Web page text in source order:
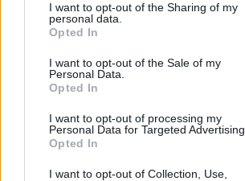
I want to opt-out of the Sharing of my
personal data.
Opted In
I want to opt-out of the Sale of my
Personal Data.
Opted In
I want to opt-out of processing my
Personal Data for Targeted Advertising.
Opted In
I want to opt-out of Collection, Use,
2026. augusztus 08., szombat